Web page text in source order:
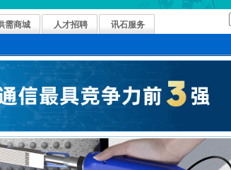
需商城 人才招聘 讯石服务